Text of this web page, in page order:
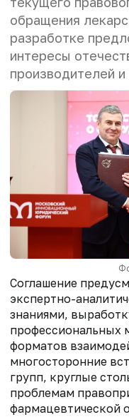
обращения
разработке
интересы
производителей
Соглашение
экспертно-
знаниями,
профессиональных
форматов
многосторонние
групп, круглые
проблемам
фармацевтической